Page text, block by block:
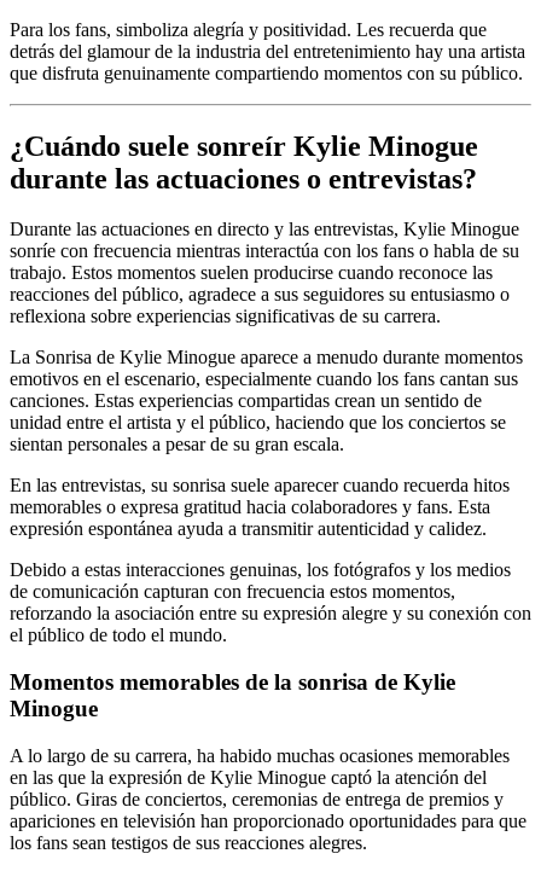
Para los fans, simboliza alegría y positividad. Les recuerda que
detrás del glamour de la industria del entretenimiento hay una artista
que disfruta genuinamente compartiendo momentos con su público.
¿Cuándo suele sonreír Kylie Minogue
durante las actuaciones o entrevistas?
Durante las actuaciones en directo y las entrevistas, Kylie Minogue
sonríe con frecuencia mientras interactúa con los fans o habla de su
trabajo. Estos momentos suelen producirse cuando reconoce las
reacciones del público, agradece a sus seguidores su entusiasmo o
reflexiona sobre experiencias significativas de su carrera.
La Sonrisa de Kylie Minogue aparece a menudo durante momentos
emotivos en el escenario, especialmente cuando los fans cantan sus
canciones. Estas experiencias compartidas crean un sentido de
unidad entre el artista y el público, haciendo que los conciertos se
sientan personales a pesar de su gran escala.
En las entrevistas, su sonrisa suele aparecer cuando recuerda hitos
memorables o expresa gratitud hacia colaboradores y fans. Esta
expresión espontánea ayuda a transmitir autenticidad y calidez.
Debido a estas interacciones genuinas, los fotógrafos y los medios
de comunicación capturan con frecuencia estos momentos,
reforzando la asociación entre su expresión alegre y su conexión con
el público de todo el mundo.
Momentos memorables de la sonrisa de Kylie
Minogue
A lo largo de su carrera, ha habido muchas ocasiones memorables
en las que la expresión de Kylie Minogue captó la atención del
público. Giras de conciertos, ceremonias de entrega de premios y
apariciones en televisión han proporcionado oportunidades para que
los fans sean testigos de sus reacciones alegres.